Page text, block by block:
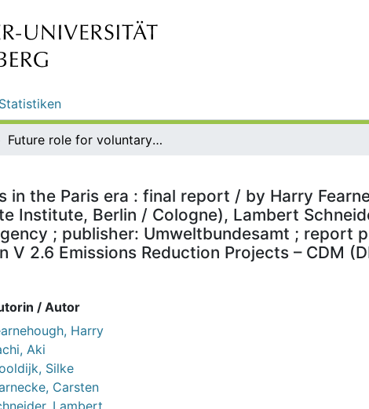
Statistiken
Future role for voluntary carbon markets in the Paris era : final report / by Harry Fearnehough, Aki Kachi, Silke Mooldijk, Carsten Warnecke (NewClimate Institute, Berlin / Cologne), Lambert Schneider (Independent, Berlin) ; on behalf of the German Environment Agency ; publisher: Umweltbundesamt ; report performed by: NewClimate Institute ; edited by: Section V 2.6 Emissions Reduction Projects – CDM (DNA)/JI (DFP), Stefanie Böther
the Paris era : final report / by Harry
Institute, Berlin / Cologne), Lambert
; publisher: Umweltbundesamt ; report
2.6 Emissions Reduction Projects – CDM
/ Autor
Harry
Aki
Silke
Carsten
Lambert